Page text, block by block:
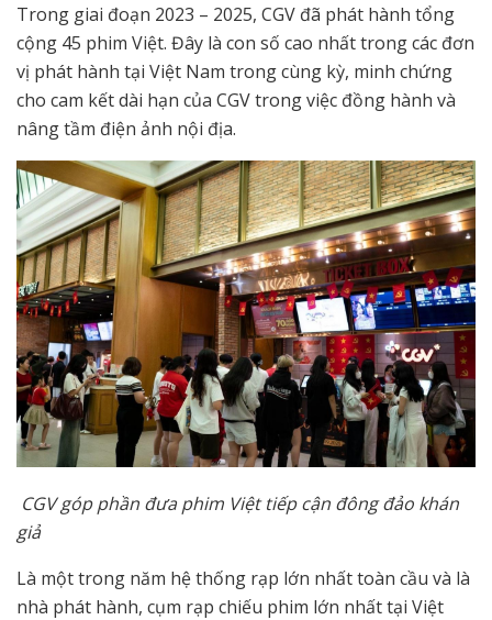
Trong giai đoạn 2023 – 2025, CGV đã phát hành tổng
cộng 45 phim Việt. Đây là con số cao nhất trong các đơn
vị phát hành tại Việt Nam trong cùng kỳ, minh chứng
cho cam kết dài hạn của CGV trong việc đồng hành và
nâng tầm điện ảnh nội địa.
CGV góp phần đưa phim Việt tiếp cận đông đảo khán
giả
Là một trong năm hệ thống rạp lớn nhất toàn cầu và là
nhà phát hành, cụm rạp chiếu phim lớn nhất tại Việt